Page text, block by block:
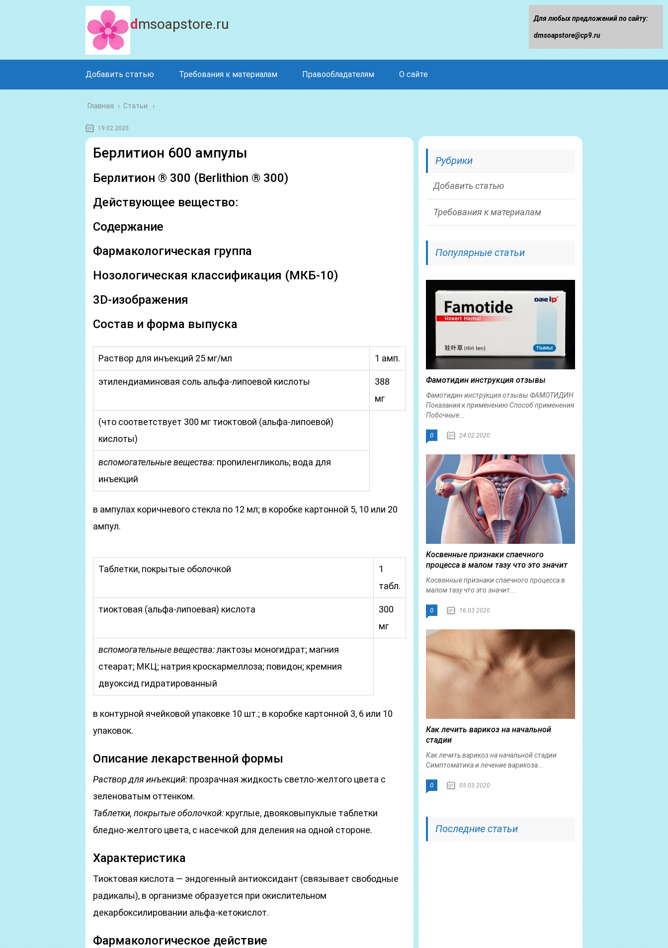
dmsoapstore.ru
Добавить статью Требования к материалам Правообладателям О сайте
Главная › Статьи
19.02.2020
Берлитион 600 ампулы
Берлитион ® 300 (Berlithion ® 300)
Действующее вещество:
Содержание
Фармакологическая группа
Нозологическая классификация (МКБ-10)
3D-изображения
Состав и форма выпуска
Раствор для инъекций 25 мг/мл 1 амп.
этилендиаминовая соль альфа-липоевой кислоты
388
мг
(что соответствует 300 мг тиоктовой (альфа-липоевой)
кислоты)
вспомогательные вещества: пропиленгликоль; вода для
инъекций
в ампулах коричневого стекла по 12 мл; в коробке картонной 5, 10 или 20
ампул.
Таблетки, покрытые оболочкой
1
табл.
тиоктовая (альфа-липоевая) кислота
300
мг
вспомогательные вещества:лактозы моногидрат; магния
стеарат; МКЦ; натрия кроскармеллоза; повидон; кремния
двуоксид гидратированный
в контурной ячейковой упаковке 10 шт.; в коробке картонной 3, 6 или 10
упаковок.
Описание лекарственной формы
Раствор для инъекций: прозрачная жидкость светло-желтого цвета с
зеленоватым оттенком.
Таблетки, покрытые оболочкой: круглые, двояковыпуклые таблетки
бледно-желтого цвета, с насечкой для деления на одной стороне.
Характеристика
Тиоктовая кислота — эндогенный антиоксидант (связывает свободные
радикалы), в организме образуется при окислительном
декарбоксилировании альфа-кетокислот.
Фармакологическое действие
Рубрики
Добавить статью
Требования к материалам
Популярные статьи
Фамотидин инструкция отзывы
Фамотидин инструкция отзывы ФАМОТИДИН
Показания к применению Способ применения
Побочные...
0 24.02.2020
Косвенные признаки спаечного
процесса в малом тазу что это значит
Косвенные признаки спаечного процесса в
малом тазу что это значит...
0 16.03.2020
Как лечить варикоз на начальной
стадии
Как лечить варикоз на начальной стадии
Симптоматика и лечение варикоза...
0 05.03.2020
Последние статьи
Для любых предложений по сайту:
dmsoapstore@cp9.ru